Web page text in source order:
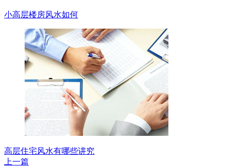
小高层楼房风水如何
高层住宅风水有哪些讲究
上一篇